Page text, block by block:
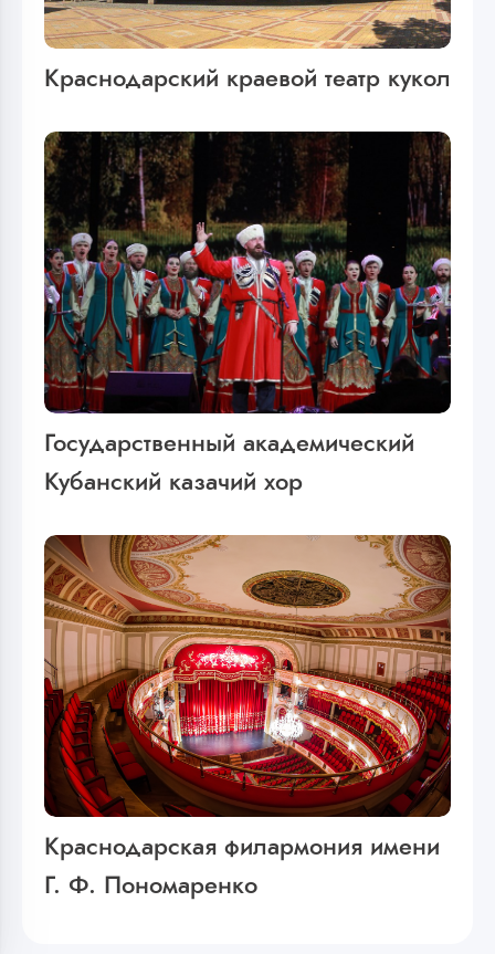
Краснодарский краевой театр кукол
Государственный академический
Кубанский казачий хор
Краснодарская филармония имени
Г. Ф. Пономаренко